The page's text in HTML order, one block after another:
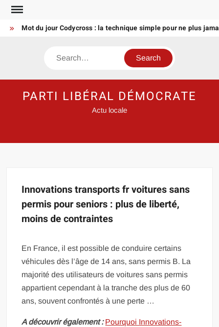
Skip
contentMot du jour Codycross : la technique simple pour ne plus
Search
PARTI LIBÉRAL DÉMOCRATE
Actu locale
Innovations transports fr voitures sans
permis pour seniors : plus de liberté,
moins de contraintes
En France, il est possible de conduire certains
véhicules dès l’âge de 14 ans, sans permis B. La
majorité des utilisateurs de voitures sans permis
appartient cependant à la tranche des plus de 60
ans, souvent confrontés à une perte …
A découvrir également : Pourquoi Innovations-